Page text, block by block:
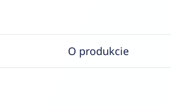
O produkcie